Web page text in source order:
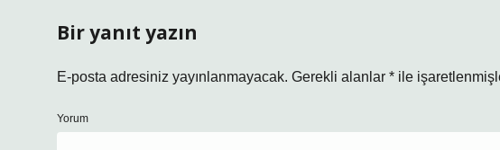
Bir yanıt yazın
E-posta adresiniz yayınlanmayacak. Gerekli alanlar * ile
Yorum